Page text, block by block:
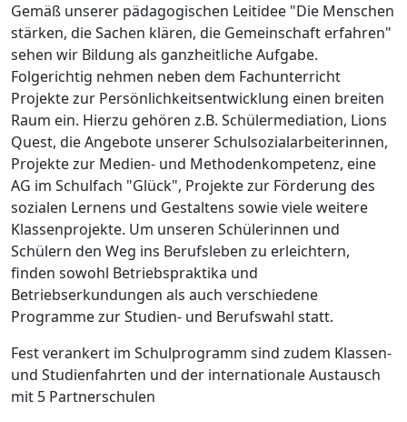
Gemäß unserer pädagogischen Leitidee "Die Menschen
stärken, die Sachen klären, die Gemeinschaft erfahren"
sehen wir Bildung als ganzheitliche Aufgabe.
Folgerichtig nehmen neben dem Fachunterricht
Projekte zur Persönlichkeitsentwicklung einen breiten
Raum ein. Hierzu gehören z.B. Schülermediation, Lions
Quest, die Angebote unserer Schulsozialarbeiterinnen,
Projekte zur Medien- und Methodenkompetenz, eine
AG im Schulfach "Glück", Projekte zur Förderung des
sozialen Lernens und Gestaltens sowie viele weitere
Klassenprojekte. Um unseren Schülerinnen und
Schülern den Weg ins Berufsleben zu erleichtern,
finden sowohl Betriebspraktika und
Betriebserkundungen als auch verschiedene
Programme zur Studien- und Berufswahl statt.
Fest verankert im Schulprogramm sind zudem Klassen-
und Studienfahrten und der internationale Austausch
mit 5 Partnerschulen